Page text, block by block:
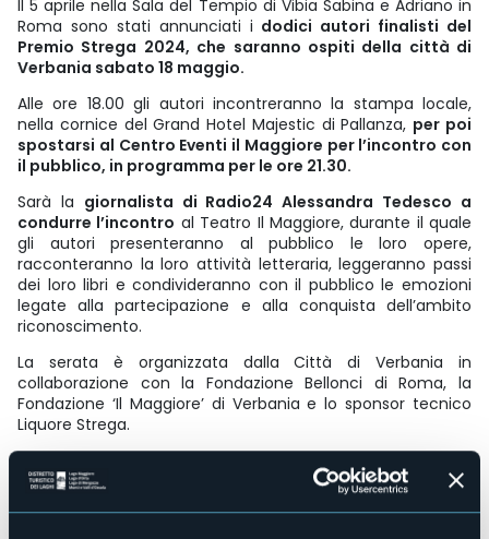
Il 5 aprile nella Sala del Tempio di Vibia Sabina e Adriano in
Roma sono stati annunciati i dodici autori finalisti del
Premio Strega 2024, che saranno ospiti della città di
Verbania sabato 18 maggio.
Alle ore 18.00 gli autori incontreranno la stampa locale,
nella cornice del Grand Hotel Majestic di Pallanza, per poi
spostarsi al Centro Eventi il Maggiore per l’incontro con
il pubblico, in programma per le ore 21.30.
Sarà la giornalista di Radio24 Alessandra Tedesco a
condurre l’incontro al Teatro Il Maggiore, durante il quale
gli autori presenteranno al pubblico le loro opere,
racconteranno la loro attività letteraria, leggeranno passi
dei loro libri e condivideranno con il pubblico le emozioni
legate alla partecipazione e alla conquista dell’ambito
riconoscimento.
La serata è organizzata dalla Città di Verbania in
collaborazione con la Fondazione Bellonci di Roma, la
Fondazione ‘Il Maggiore’ di Verbania e lo sponsor tecnico
Liquore Strega.
possibile prenotarsi online al sito
In alternativa, si può ritirare il